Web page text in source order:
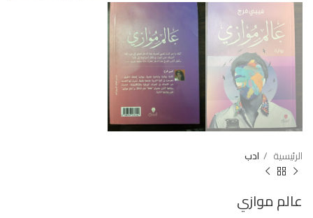
الرئيسية ادب
عالم موازي